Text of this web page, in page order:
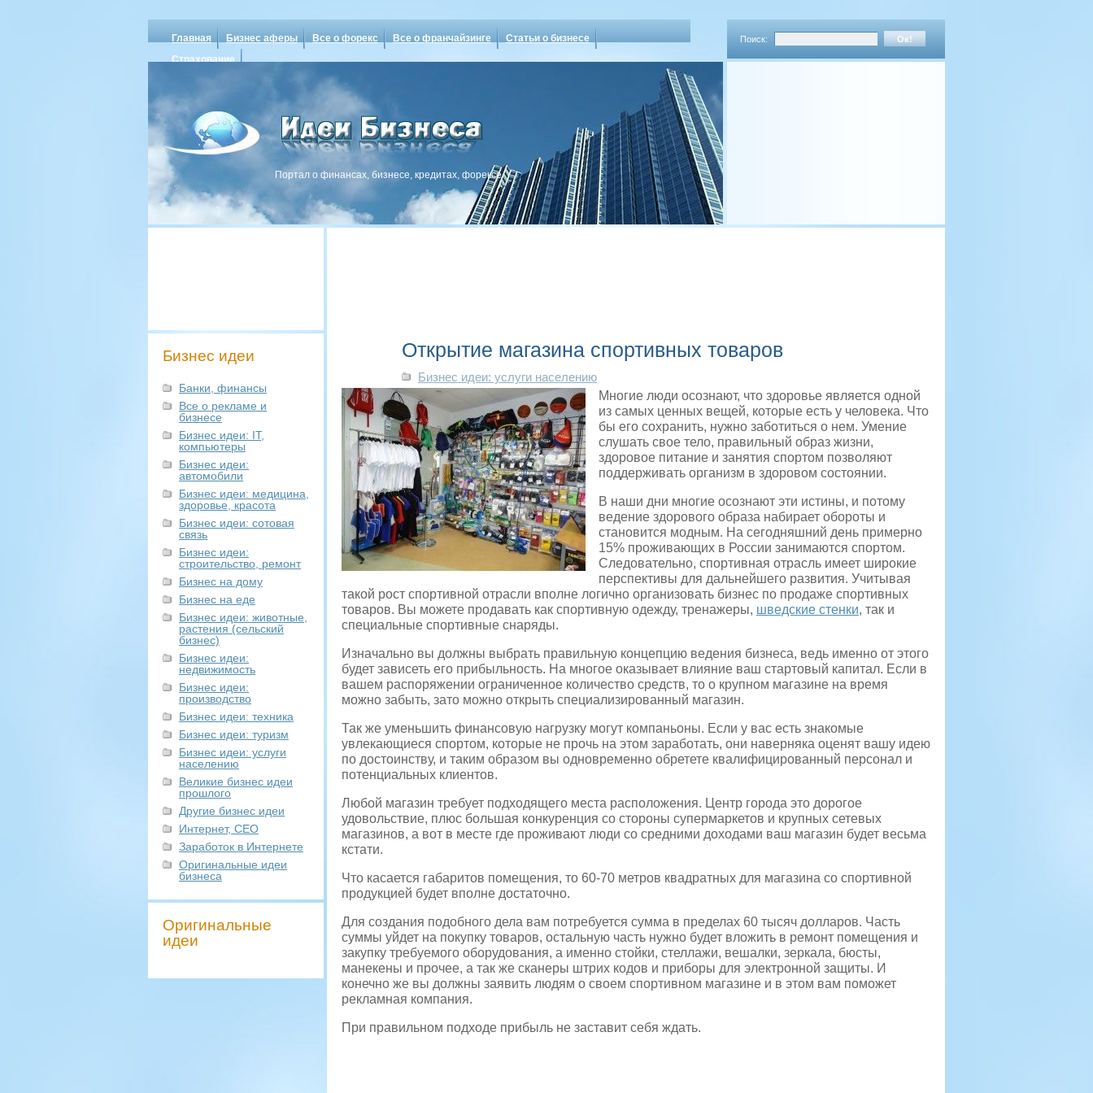
Главная Бизнес аферы Все о форекс Все о франчайзинге
Статьи о бизнесе
Страхование
Поиск:
Портал о финансах, бизнесе, кредитах, форексе
Бизнес идеи
Банки, финансы
Все о рекламе и
бизнесе
Бизнес идеи: IT,
компьютеры
Бизнес идеи:
автомобили
Бизнес идеи: медицина,
здоровье, красота
Бизнес идеи: сотовая
связь
Бизнес идеи:
строительство, ремонт
Бизнес на дому
Бизнес на еде
Бизнес идеи: животные,
растения (сельский
бизнес)
Бизнес идеи:
недвижимость
Бизнес идеи:
производство
Бизнес идеи: техника
Бизнес идеи: туризм
Бизнес идеи: услуги
населению
Великие бизнес идеи
прошлого
Другие бизнес идеи
Интернет, СЕО
Заработок в Интернете
Оригинальные идеи
бизнеса
Оригинальные
идеи
Открытие магазина спортивных товаров
Бизнес идеи: услуги населению
Многие люди осознают, что здоровье является одной
из самых ценных вещей, которые есть у человека. Что
бы его сохранить, нужно заботиться о нем. Умение
слушать свое тело, правильный образ жизни,
здоровое питание и занятия спортом позволяют
поддерживать организм в здоровом состоянии.
В наши дни многие осознают эти истины, и потому
ведение здорового образа набирает обороты и
становится модным. На сегодняшний день примерно
15% проживающих в России занимаются спортом.
Следовательно, спортивная отрасль имеет широкие
перспективы для дальнейшего развития. Учитывая
такой рост спортивной отрасли вполне логично организовать бизнес по продаже спортивных
товаров. Вы можете продавать как спортивную одежду, тренажеры, шведские стенки, так и
специальные спортивные снаряды.
Изначально вы должны выбрать правильную концепцию ведения бизнеса, ведь именно от этого
будет зависеть его прибыльность. На многое оказывает влияние ваш стартовый капитал. Если в
вашем распоряжении ограниченное количество средств, то о крупном магазине на время
можно забыть, зато можно открыть специализированный магазин.
Так же уменьшить финансовую нагрузку могут компаньоны. Если у вас есть знакомые
увлекающиеся спортом, которые не прочь на этом заработать, они наверняка оценят вашу идею
по достоинству, и таким образом вы одновременно обретете квалифицированный персонал и
потенциальных клиентов.
Любой магазин требует подходящего места расположения. Центр города это дорогое
удовольствие, плюс большая конкуренция со стороны супермаркетов и крупных сетевых
магазинов, а вот в месте где проживают люди со средними доходами ваш магазин будет весьма
кстати.
Что касается габаритов помещения, то 60-70 метров квадратных для магазина со спортивной
продукцией будет вполне достаточно.
Для создания подобного дела вам потребуется сумма в пределах 60 тысяч долларов. Часть
суммы уйдет на покупку товаров, остальную часть нужно будет вложить в ремонт помещения и
закупку требуемого оборудования, а именно стойки, стеллажи, вешалки, зеркала, бюсты,
манекены и прочее, а так же сканеры штрих кодов и приборы для электронной защиты. И
конечно же вы должны заявить людям о своем спортивном магазине и в этом вам поможет
рекламная компания.
При правильном подходе прибыль не заставит себя ждать.